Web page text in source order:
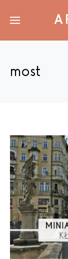
most